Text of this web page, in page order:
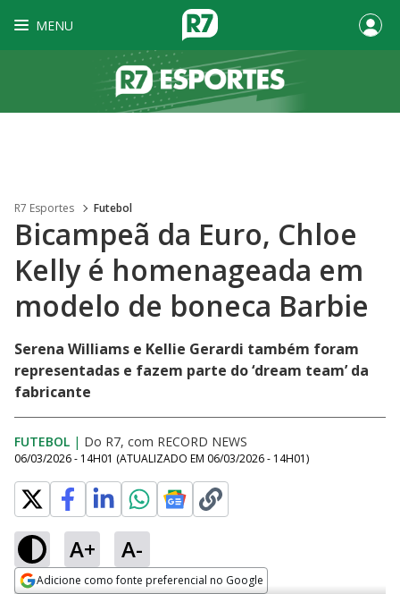
MENU
R7 Esportes Futebol
Bicampeã da Euro, Chloe
Kelly é homenageada em
modelo de boneca Barbie
Serena Williams e Kellie Gerardi também foram
representadas e fazem parte do ‘dream team’ da
fabricante
FUTEBOL | Do R7, com RECORD NEWS
06/03/2026 - 14H01 (ATUALIZADO EM 06/03/2026 - 14H01)
A+ A-
Adicione como fonte preferencial no Google